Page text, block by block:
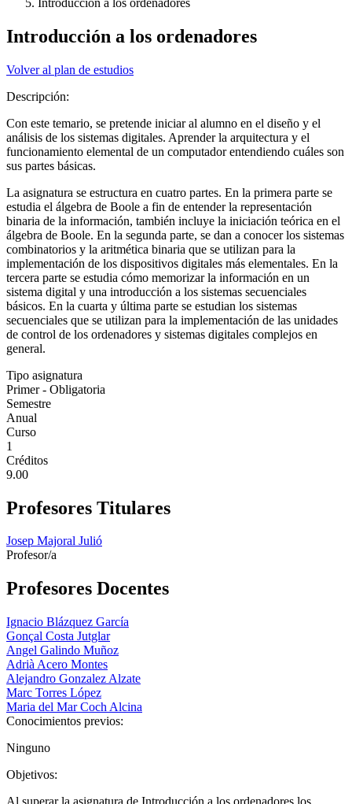
Introducción a los ordenadores
Volver al plan de estudios
Descripción:
Con este temario, se pretende iniciar al alumno en el diseño y el
análisis de los sistemas digitales. Aprender la arquitectura y el
funcionamiento elemental de un computador entendiendo cuáles son
sus partes básicas.
La asignatura se estructura en cuatro partes. En la primera parte se
estudia el álgebra de Boole a fin de entender la representación
binaria de la información, también incluye la iniciación teórica en el
álgebra de Boole. En la segunda parte, se dan a conocer los sistemas
combinatorios y la aritmética binaria que se utilizan para la
implementación de los dispositivos digitales más elementales. En la
tercera parte se estudia cómo memorizar la información en un
sistema digital y una introducción a los sistemas secuenciales
básicos. En la cuarta y última parte se estudian los sistemas
secuenciales que se utilizan para la implementación de las unidades
de control de los ordenadores y sistemas digitales complejos en
general.
Tipo asignatura
Primer - Obligatoria
Semestre
Anual
Curso
1
Créditos
9.00
Profesores Titulares
Josep Majoral Julió
Profesor/a
Profesores Docentes
Ignacio Blázquez García
Gonçal Costa Jutglar
Angel Galindo Muñoz
Adrià Acero Montes
Alejandro Gonzalez Alzate
Marc Torres López
Maria del Mar Coch Alcina
Conocimientos previos:
Ninguno
Objetivos: